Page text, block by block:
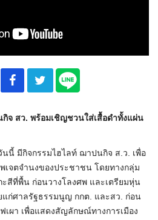
จ สว. พร้อมเชิญชวนใส่เสื้อดำทั้งแผ่น
นี้ มีกิจกรรมไฮไลท์ ฌาปนกิจ ส.ว. เพื่อ
เจตจำนงของประชาชน โดยทางกลุ่ม
สีที่พื้น ก่อนวางโลงศพ และเตรียมหุ่น
แก่ศาลรัฐธรรมนูญ กกต. และสว. ก่อน
เผา เพื่อแสดงสัญลักษณ์ทางการเมือง